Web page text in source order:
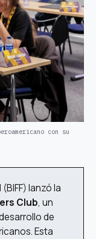
con su
lanzó la
Club, un
de
Esta